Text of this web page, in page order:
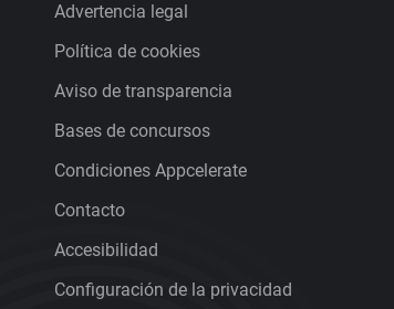
Advertencia legal
Política de cookies
Aviso de transparencia
Bases de concursos
Condiciones Appcelerate
Contacto
Accesibilidad
Configuración de la privacidad